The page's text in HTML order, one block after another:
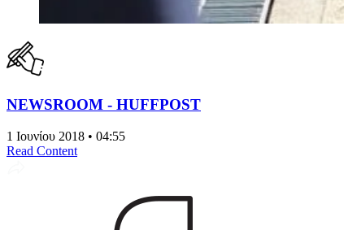
NEWSROOM - HUFFPOST
1 Ιουνίου 2018 • 04:55
Read Content